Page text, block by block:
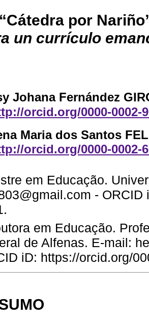
por
un currículo
Johana Fernández
orcid.org/0000-0002-
Maria dos Santos
orcid.org/0000-0002-
em Educação.
-
em Educação.
de Alfenas. E-mail:
iD: https://orcid.org/